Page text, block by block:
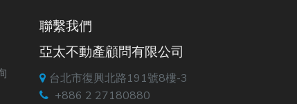
聯繫我們
亞太不動產顧問有限公司
台北市復興北路191號8樓-3
+886 2 27180880